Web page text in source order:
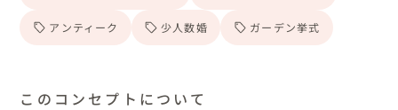
アンティーク 少人数婚 ガーデン挙式
このコンセプトについて